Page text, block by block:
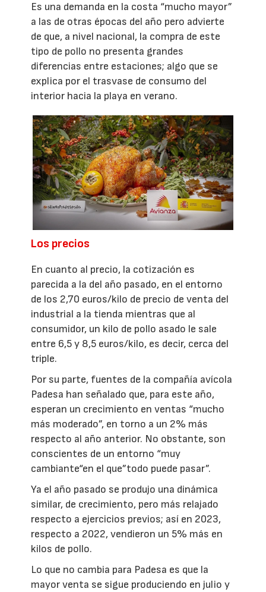
Es una demanda en la costa “mucho mayor”
a las de otras épocas del año pero advierte
de que, a nivel nacional, la compra de este
tipo de pollo no presenta grandes
diferencias entre estaciones; algo que se
explica por el trasvase de consumo del
interior hacia la playa en verano.
Los precios
En cuanto al precio, la cotización es
parecida a la del año pasado, en el entorno
de los 2,70 euros/kilo de precio de venta del
industrial a la tienda mientras que al
consumidor, un kilo de pollo asado le sale
entre 6,5 y 8,5 euros/kilo, es decir, cerca del
triple.
Por su parte, fuentes de la compañía avícola
Padesa han señalado que, para este año,
esperan un crecimiento en ventas “mucho
más moderado”, en torno a un 2% más
respecto al año anterior. No obstante, son
conscientes de un entorno “muy
cambiante“en el que”todo puede pasar”.
Ya el año pasado se produjo una dinámica
similar, de crecimiento, pero más relajado
respecto a ejercicios previos; así en 2023,
respecto a 2022, vendieron un 5% más en
kilos de pollo.
Lo que no cambia para Padesa es que la
mayor venta se sigue produciendo en julio y